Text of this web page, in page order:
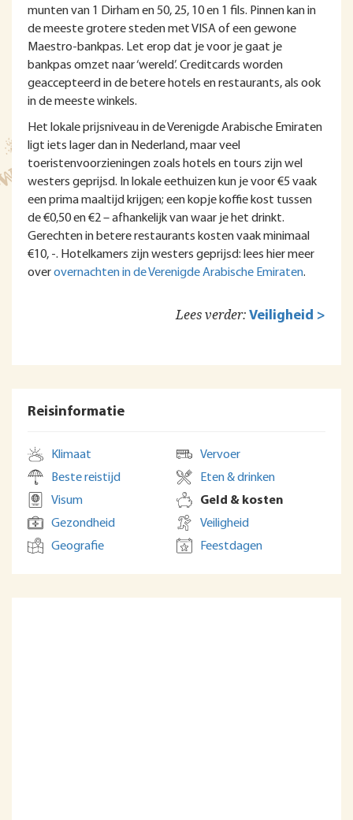
munten van 1 Dirham en 50, 25, 10 en 1 fils. Pinnen kan in
de meeste grotere steden met VISA of een gewone
Maestro-bankpas. Let erop dat je voor je gaat je
bankpas omzet naar ‘wereld’. Creditcards worden
geaccepteerd in de betere hotels en restaurants, als ook
in de meeste winkels.
Het lokale prijsniveau in de Verenigde Arabische Emiraten
ligt iets lager dan in Nederland, maar veel
toeristenvoorzieningen zoals hotels en tours zijn wel
westers geprijsd. In lokale eethuizen kun je voor €5 vaak
een prima maaltijd krijgen; een kopje koffie kost tussen
de €0,50 en €2 – afhankelijk van waar je het drinkt.
Gerechten in betere restaurants kosten vaak minimaal
€10, -. Hotelkamers zijn westers geprijsd: lees hier meer
overovernachten in de Verenigde Arabische Emiraten.
Lees verder: Veiligheid >
Reisinformatie
Klimaat
Beste reistijd
Visum
Gezondheid
Geografie
Vervoer
Eten & drinken
Geld & kosten
Veiligheid
Feestdagen